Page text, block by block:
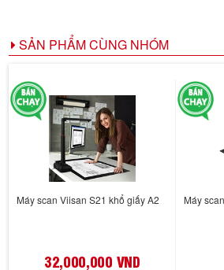
SẢN PHẨM CÙNG NHÓM
Máy scan Viisan S21 khổ giấy A2
32,000,000 VND
Máy